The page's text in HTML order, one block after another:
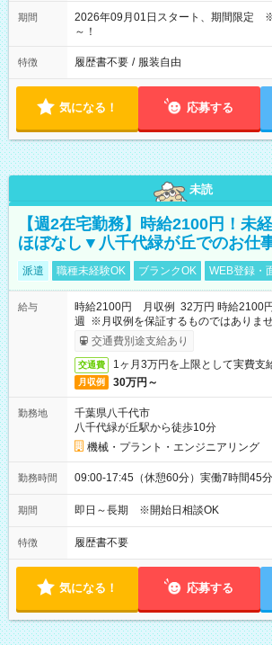
期間
2026年09月01日スタート、期間限定
～！
特徴 履歴書不要 / 服装自由
気になる！ 応募する
未読
【週2在宅勤務】時給2100円！未
ほぼなし▼八千代緑が丘でのお仕
派遣 職種未経験OK ブランクOK WEB登録・
給与
時給2100円 月収例 32万円 時給2100
週 ※月収例を保証するものではありま
ービス利用可（利用条件有）
交通費別途支給あり
交通費 1ヶ月3万円を上限として実費支
月収例 30万円～
勤務地
千葉県八千代市
八千代緑が丘駅から徒歩10分
機械・プラント・エンジニアリング
勤務時間 09:00-17:45（休憩60分）実働7時間45分
期間 即日～長期 ※開始日相談OK
特徴 履歴書不要
気になる！ 応募する